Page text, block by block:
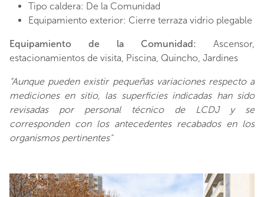
Tipo caldera: De la Comunidad
Equipamiento exterior: Cierre terraza vidrio plegable
Equipamiento de la Comunidad:
Ascensor,
estacionamientos de visita, Piscina, Quincho, Jardines
“Aunque pueden existir pequeñas variaciones respecto a
mediciones en sitio, las superficies indicadas han sido
revisadas por personal técnico de LCDJ y se
corresponden con los antecedentes recabados en los
organismos pertinentes"